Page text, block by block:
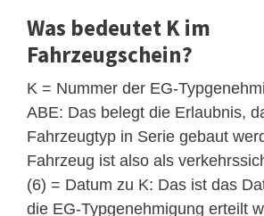
Was bedeutet K im
Fahrzeugschein?
K = Nummer der EG-
ABE: Das belegt die Erlaubnis,
Fahrzeugtyp in Serie gebaut
Fahrzeug ist also als
(6) = Datum zu K: Das ist das
die EG-Typgenehmigung erteilt